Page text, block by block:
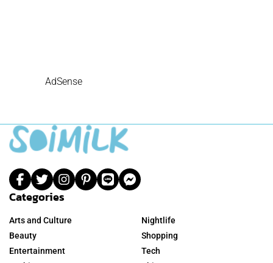
AdSense
Categories
Arts and Culture
Beauty
Entertainment
Nightlife
Shopping
Tech